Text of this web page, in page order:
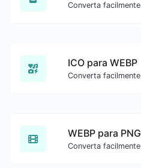
ICO para WEBP
WEBP para PNG